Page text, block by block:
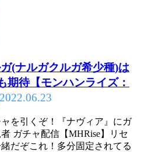
(ナルガクルガ希少種)は
待【モンハンライズ：
2022.06.23
ャを引くぞ！『ナヴィア』にガ
ガチャ配信【MHRise】リセ
だぞこれ！多分固定されてる